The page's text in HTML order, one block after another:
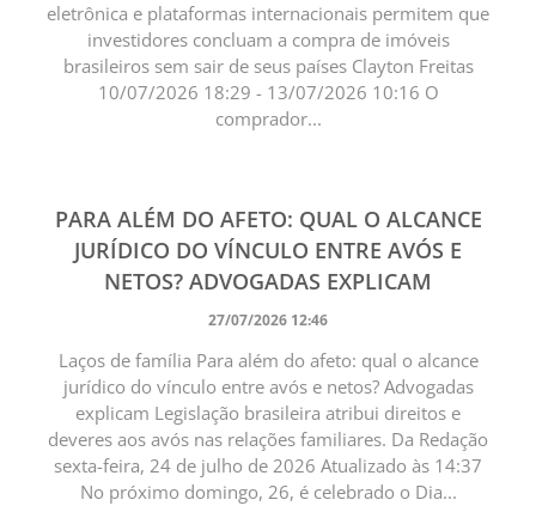
eletrônica e plataformas internacionais permitem que
investidores concluam a compra de imóveis
brasileiros sem sair de seus países Clayton Freitas
10/07/2026 18:29 - 13/07/2026 10:16 O
comprador...
PARA ALÉM DO AFETO: QUAL O ALCANCE
JURÍDICO DO VÍNCULO ENTRE AVÓS E
NETOS? ADVOGADAS EXPLICAM
27/07/2026 12:46
Laços de família Para além do afeto: qual o alcance
jurídico do vínculo entre avós e netos? Advogadas
explicam Legislação brasileira atribui direitos e
deveres aos avós nas relações familiares. Da Redação
sexta-feira, 24 de julho de 2026 Atualizado às 14:37
No próximo domingo, 26, é celebrado o Dia...